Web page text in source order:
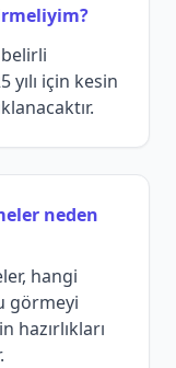
belirli
yılı için kesin
neden
hangi
görmeyi
hazırlıkları